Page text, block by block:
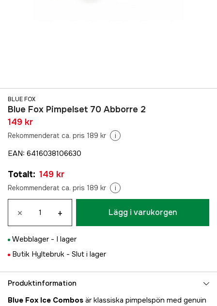
BLUE FOX
Blue Fox Pimpelset 70 Abborre 2
149 kr
Rekommenderat ca. pris 189 kr i
EAN: 6416038106630
Totalt: 149 kr
Rekommenderat ca. pris 189 kr i
× + Lägg i varukorgen
Webblager - I lager
Butik Hyltebruk - Slut i lager
Produktinformation
Blue Fox Ice Combos är klassiska pimpelspön med genuin